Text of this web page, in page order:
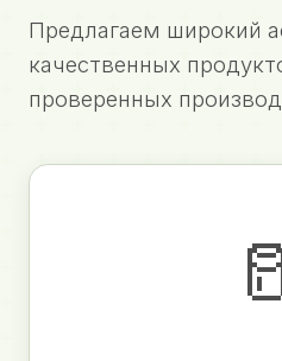
Предлагаем широкий
качественных
проверенных